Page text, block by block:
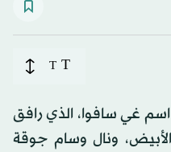
T
T
غي سافوا، الذي رافق
ونال وسام جوقة